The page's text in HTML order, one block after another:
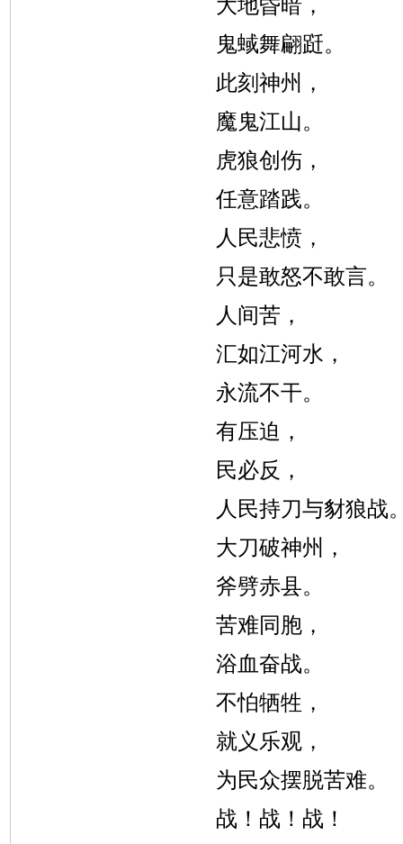
大地昏暗，
鬼蜮舞翩跹。
此刻神州，
魔鬼江山。
虎狼创伤，
任意踏践。
人民悲愤，
只是敢怒不敢言。
人间苦，
汇如江河水，
永流不干。
有压迫，
民必反，
人民持刀与豺狼战
大刀破神州，
斧劈赤县。
苦难同胞，
浴血奋战。
不怕牺牲，
就义乐观，
为民众摆脱苦难。
战！战！战！